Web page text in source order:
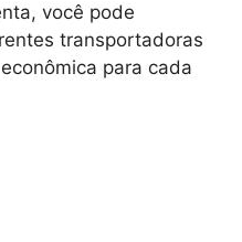
você pode
transportadoras
para cada